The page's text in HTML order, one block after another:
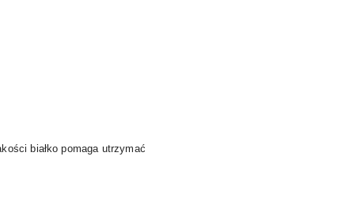
białko pomaga utrzymać